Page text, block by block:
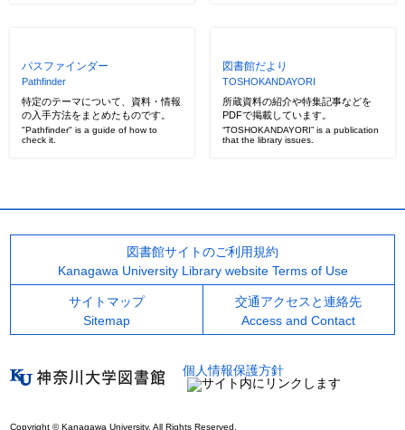
パスファインダー
Pathfinder
特定のテーマについて、資料・情報
の入手方法をまとめたものです。
"Pathfinder" is a guide of how to
check it.
図書館だより
TOSHOKANDAYORI
所蔵資料の紹介や特集記事などを
PDFで掲載しています。
“TOSHOKANDAYORI” is a publication
that the library issues.
図書館サイトのご利用規約
Kanagawa University Library website Terms of Use
サイトマップ
Sitemap
交通アクセスと連絡先
Access and Contact
個人情報保護方針
Copyright © Kanagawa University. All Rights Reserved.